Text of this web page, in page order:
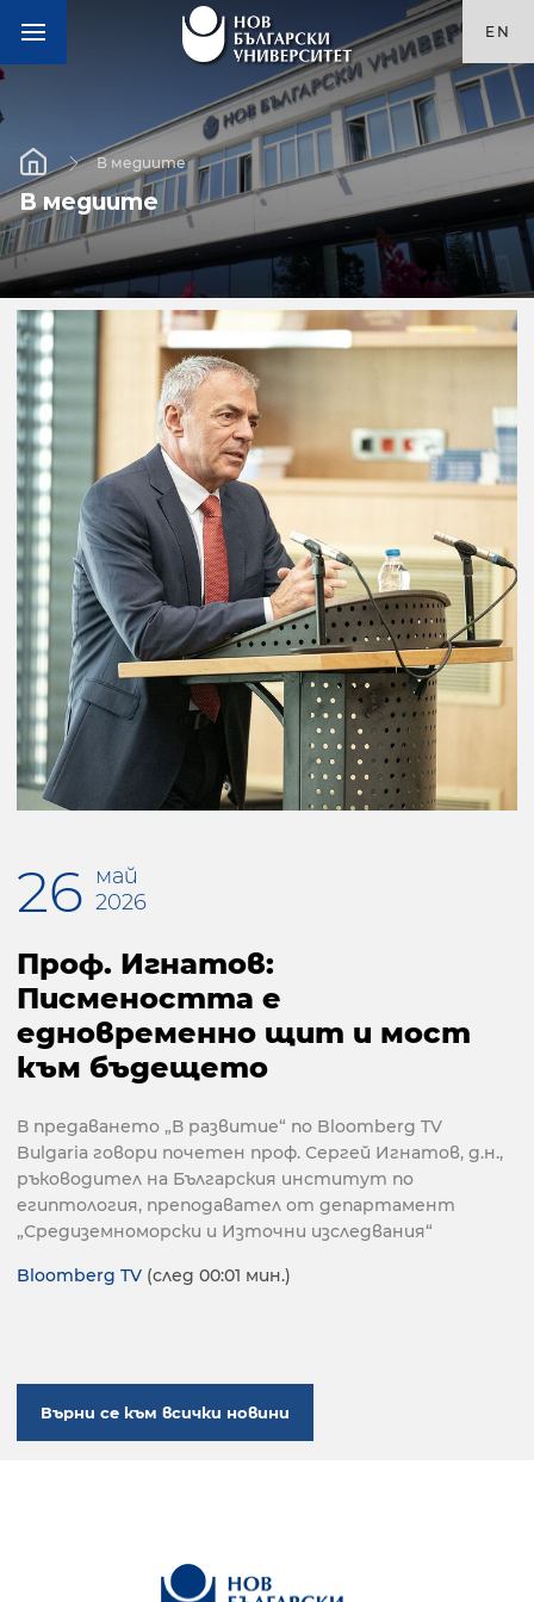
EN
В медиите
В медиите
26 май
2026
Проф. Игнатов:
Писмеността е
едновременно щит и мост
към бъдещето
В предаването „В развитие“ по Bloomberg TV
Bulgaria говори почетен проф. Сергей Игнатов, д.н.,
ръководител на Българския институт по
египтология, преподавател от департамент
„Средиземноморски и Източни изследвания“
Bloomberg TV (след 00:01 мин.)
Върни се към всички новини